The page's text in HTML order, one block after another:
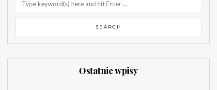
Ostatnie wpisy